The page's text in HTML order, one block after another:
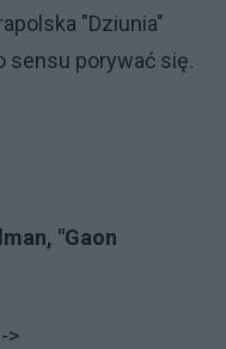
"Dziunia"
sensu porywać się.
"Gaon
->